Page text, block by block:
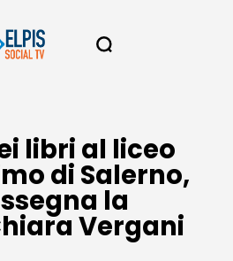
libri al liceo
di Salerno,
la
Vergani